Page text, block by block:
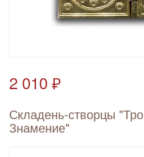
2 010 ₽
Складень-створцы
Знамение"